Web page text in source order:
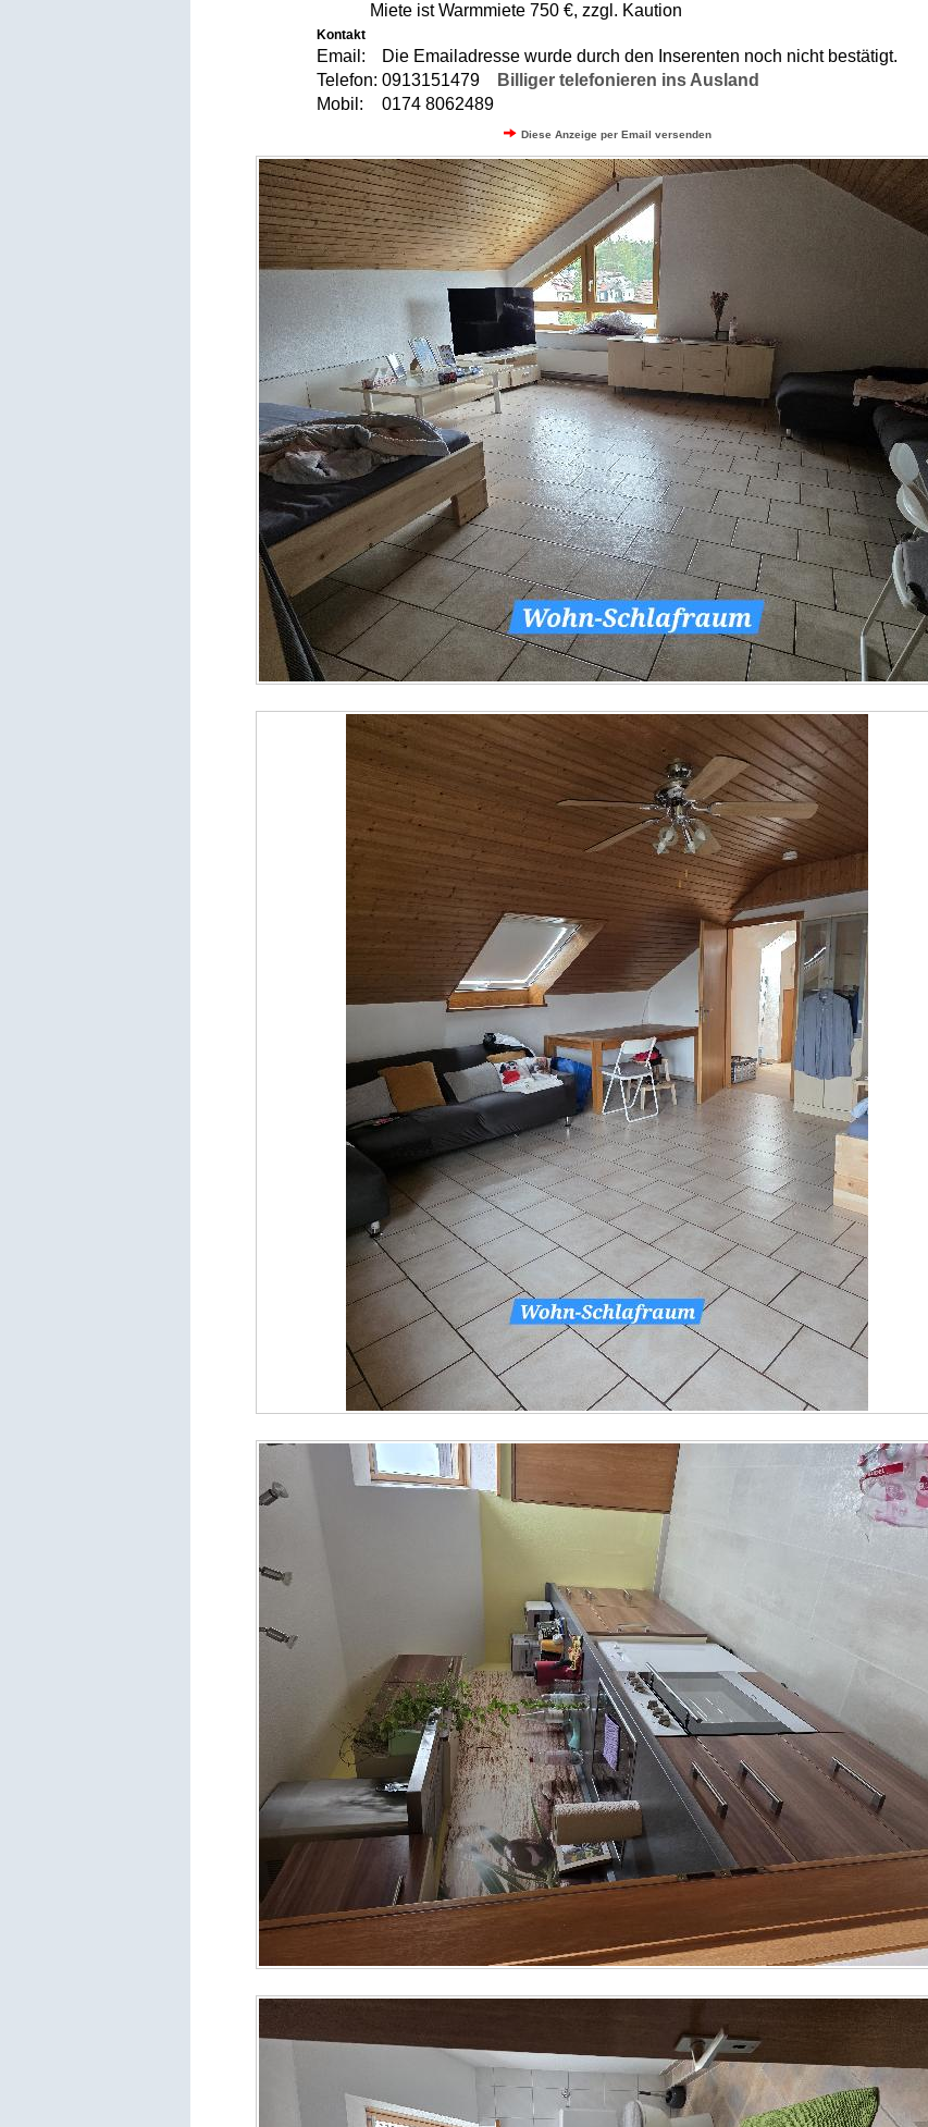
Miete ist Warmmiete 750 €, zzgl. Kaution
Kontakt
Email:
Die Emailadresse wurde durch den Inserenten noch nicht bestätigt.
Telefon: 0913151479
Billiger telefonieren ins Ausland
Mobil:
0174 8062489
Diese Anzeige per Email versenden